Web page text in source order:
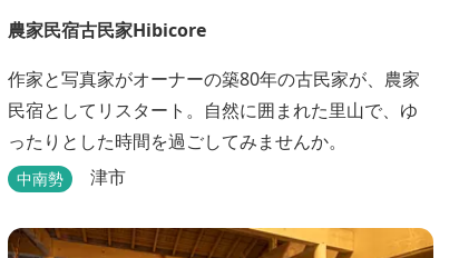
農家民宿古民家Hibicore
作家と写真家がオーナーの築80年の古民家が、農家
民宿としてリスタート。自然に囲まれた里山で、ゆ
ったりとした時間を過ごしてみませんか。
中南勢 津市